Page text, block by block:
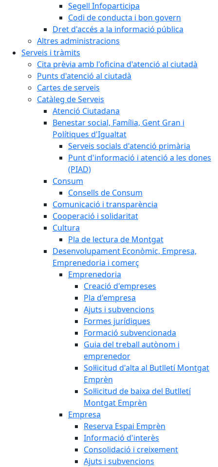
Segell Infoparticipa
Codi de conducta i bon govern
Dret d'accés a la informació pública
Altres administracions
Serveis i tràmits
Cita prèvia amb l'oficina d'atenció al ciutadà
Punts d'atenció al ciutadà
Cartes de serveis
Catàleg de Serveis
Atenció Ciutadana
Benestar social, Família, Gent Gran i
Polítiques d'Igualtat
Serveis socials d'atenció primària
Punt d'informació i atenció a les dones
(PIAD)
Consum
Consells de Consum
Comunicació i transparència
Cooperació i solidaritat
Cultura
Pla de lectura de Montgat
Desenvolupament Econòmic, Empresa,
Emprenedoria i comerç
Emprenedoria
Creació d'empreses
Pla d'empresa
Ajuts i subvencions
Formes jurídiques
Formació subvencionada
Guia del treball autònom i
emprenedor
Sol·licitud d'alta al Butlletí Montgat
Emprèn
Sol·licitud de baixa del Butlletí
Montgat Emprèn
Empresa
Reserva Espai Emprèn
Informació d'interès
Consolidació i creixement
Ajuts i subvencions